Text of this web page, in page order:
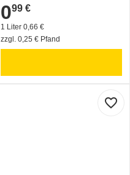
0,99 €
099 €
1 Liter 0,66 €
zzgl. 0,25 € Pfand
favorite_border